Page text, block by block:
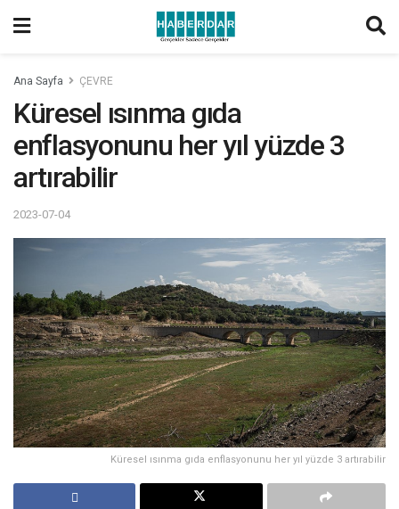
Ana Sayfa ÇEVRE
Küresel ısınma gıda
enflasyonunu her yıl yüzde 3
artırabilir
2023-07-04
Küresel ısınma gıda enflasyonunu her yıl yüzde 3 artırabilir